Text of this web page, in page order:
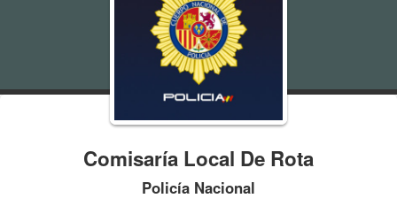
Comisaría Local De Rota
Policía Nacional